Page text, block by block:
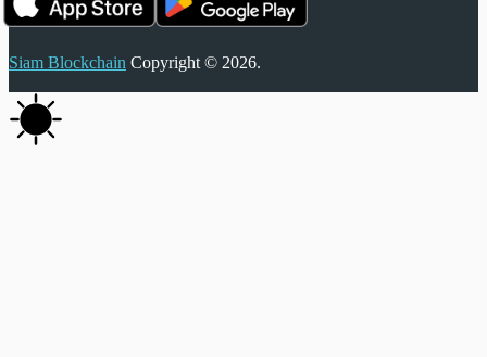
Siam Blockchain Copyright © 2026.